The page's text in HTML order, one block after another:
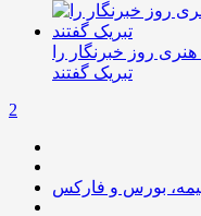
روز خبرنگار را
تبریک گفتند
2
بورس و فارکس